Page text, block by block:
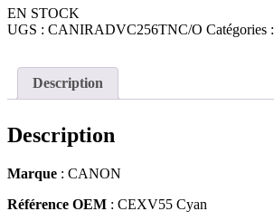
EN STOCK
UGS : CANIRADVC256TNC/O Catégories :
Description
Description
Marque : CANON
Référence OEM : CEXV55 Cyan